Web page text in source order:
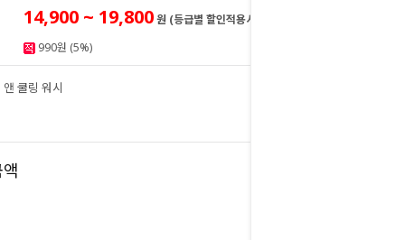
14,900 ~ 19,800원 (등급별 할인적용시)
990원 (5%)
쿨링 워시